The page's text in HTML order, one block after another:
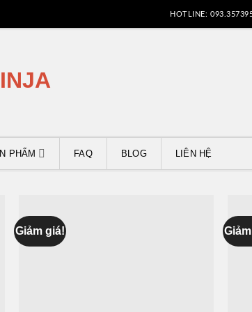
HOTLINE:
PHẨM FAQ BLOG LIÊN HỆ
Giảm giá!